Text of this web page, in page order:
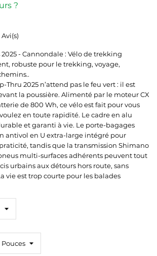
?
2025 - Cannondale : Vélo de trekking
robuste pour le trekking, voyage,
Thru 2025 n’attend pas le feu vert : il est
la poussière. Alimenté par le moteur CX
de 800 Wh, ce vélo est fait pour vous
en toute rapidité. Le cadre en alu
et garanti à vie. Le porte-bagages
antivol en U extra-large intégré pour
tandis que la transmission Shimano
multi-surfaces adhérents peuvent tout
urbains aux détours hors route, sans
vie est trop courte pour les balades